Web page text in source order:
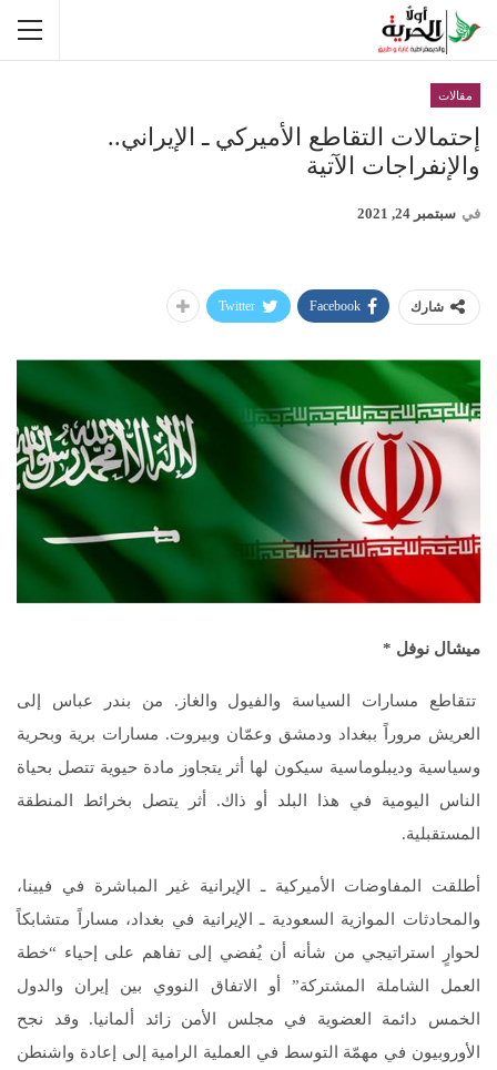
مقالات
إحتمالات التقاطع الأميركي ـ الإيراني..
والإنفراجات الآتية
في سبتمبر 24, 2021
شارك Facebook
Twitter
ميشال نوفل *
تتقاطع مسارات السياسة والفيول والغاز. من بندر عباس إلى
العريش مروراً ببغداد ودمشق وعمّان وبيروت. مسارات برية وبحرية
وسياسية وديبلوماسية سيكون لها أثر يتجاوز مادة حيوية تتصل بحياة
الناس اليومية في هذا البلد أو ذاك. أثر يتصل بخرائط المنطقة
المستقبلية.
أطلقت المفاوضات الأميركية ـ الإيرانية غير المباشرة في فيينا،
والمحادثات الموازية السعودية ـ الإيرانية في بغداد، مساراً متشابكاً
لحوارٍ استراتيجي من شأنه أن يُفضي إلى تفاهم على إحياء “خطة
العمل الشاملة المشتركة” أو الاتفاق النووي بين إيران والدول
الخمس دائمة العضوية في مجلس الأمن زائد ألمانيا. وقد نجح
الأوروبيون في مهمّة التوسط في العملية الرامية إلى إعادة واشنطن